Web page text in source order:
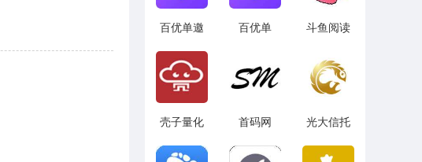
百优单邀
v1.1.3
百优单
斗鱼阅读
壳子量化
首码网
光大信托